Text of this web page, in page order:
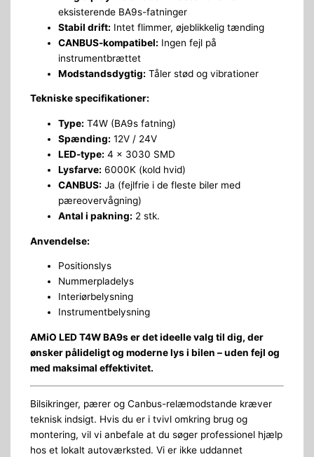
eksisterende BA9s-fatninger
Stabil drift: Intet flimmer, øjeblikkelig tænding
CANBUS-kompatibel: Ingen fejl på
instrumentbrættet
Modstandsdygtig: Tåler stød og vibrationer
Tekniske specifikationer:
Type: T4W (BA9s fatning)
Spænding: 12V / 24V
LED-type: 4 x 3030 SMD
Lysfarve: 6000K (kold hvid)
CANBUS: Ja (fejlfrie i de fleste biler med
pæreovervågning)
Antal i pakning: 2 stk.
Anvendelse:
Positionslys
Nummerpladelys
Interiørbelysning
Instrumentbelysning
AMiO LED T4W BA9s er det ideelle valg til dig, der
ønsker pålideligt og moderne lys i bilen – uden fejl og
med maksimal effektivitet.
Bilsikringer, pærer og Canbus-relæmodstande kræver
teknisk indsigt. Hvis du er i tvivl omkring brug og
montering, vil vi anbefale at du søger professionel hjælp
hos et lokalt autoværksted. Vi er ikke uddannet